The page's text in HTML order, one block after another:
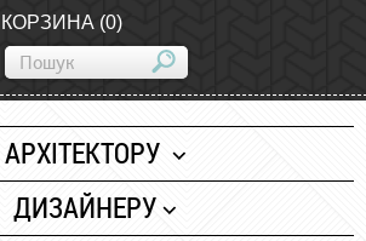
КОРЗИНА (0)
АРХІТЕКТОРУ
Папір
ДИЗАЙНЕРУ